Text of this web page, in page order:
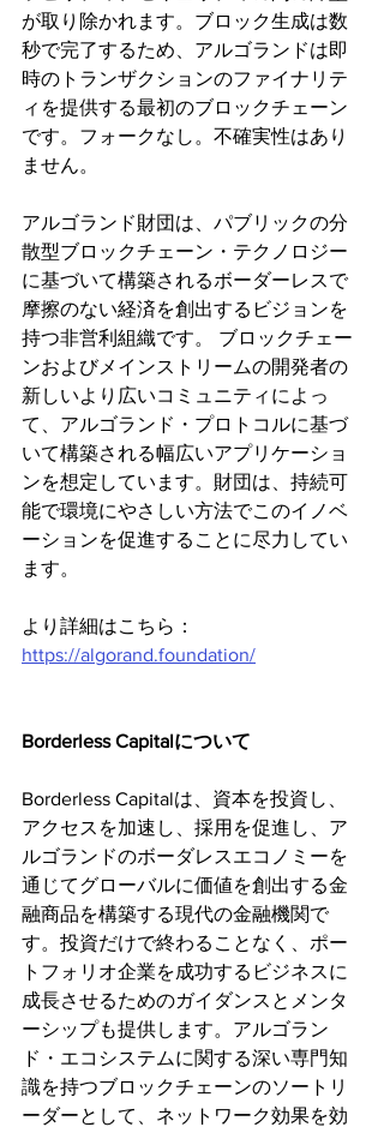
が取り除かれます。ブロック生成は数
秒で完了するため、アルゴランドは即
時のトランザクションのファイナリテ
ィを提供する最初のブロックチェーン
です。フォークなし。不確実性はあり
ません。
アルゴランド財団は、パブリックの分
散型ブロックチェーン・テクノロジー
に基づいて構築されるボーダーレスで
摩擦のない経済を創出するビジョンを
持つ非営利組織です。 ブロックチェー
ンおよびメインストリームの開発者の
新しいより広いコミュニティによっ
て、アルゴランド・プロトコルに基づ
いて構築される幅広いアプリケーショ
ンを想定しています。財団は、持続可
能で環境にやさしい方法でこのイノベ
ーションを促進することに尽力してい
ます。
より詳細はこちら：
https://algorand.foundation/
Borderless Capitalについて
Borderless Capitalは、資本を投資し、
アクセスを加速し、採用を促進し、ア
ルゴランドのボーダレスエコノミーを
通じてグローバルに価値を創出する金
融商品を構築する現代の金融機関で
す。投資だけで終わることなく、ポー
トフォリオ企業を成功するビジネスに
成長させるためのガイダンスとメンタ
ーシップも提供します。アルゴラン
ド・エコシステムに関する深い専門知
識を持つブロックチェーンのソートリ
ーダーとして、ネットワーク効果を効